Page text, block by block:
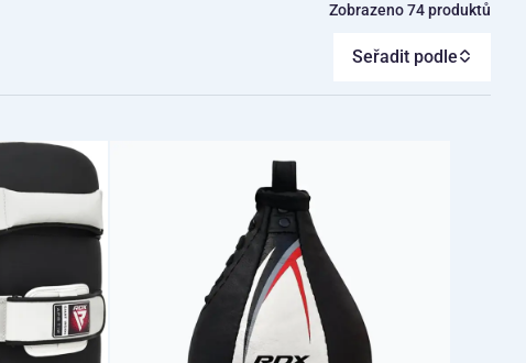
Zobrazeno 74 produktů
Seřadit podle